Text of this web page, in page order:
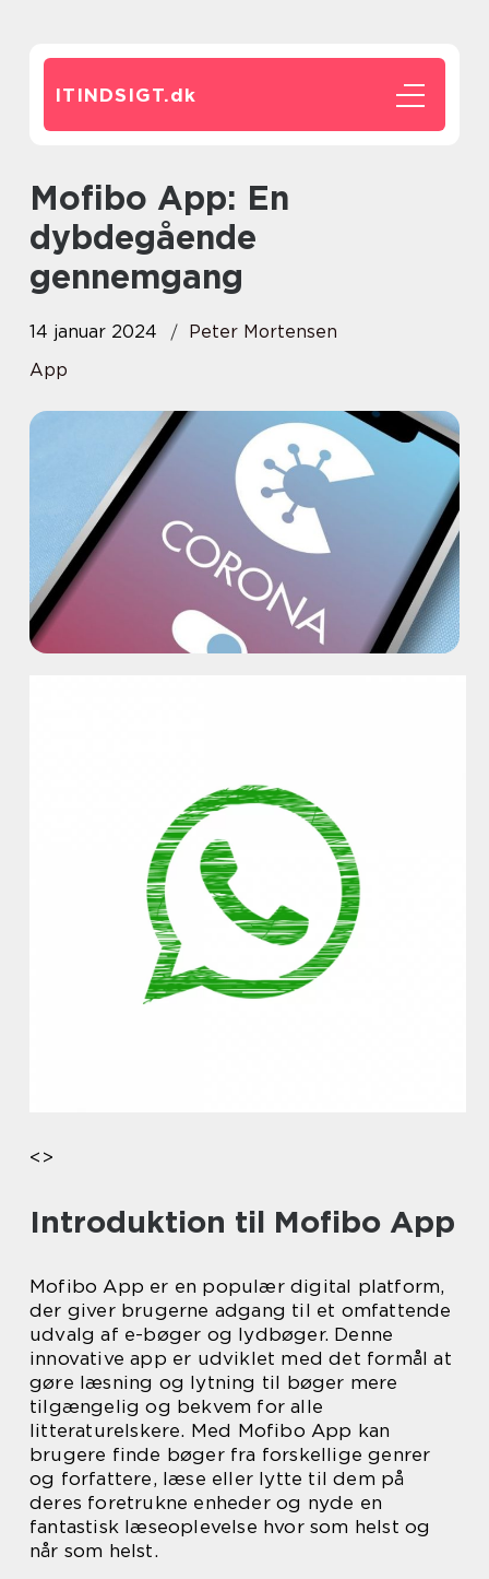
ITINDSIGT.dk
Mofibo App: En
dybdegående
gennemgang
14 januar 2024
Peter Mortensen
App
<>
Introduktion til Mofibo App
Mofibo App er en populær digital platform,
der giver brugerne adgang til et omfattende
udvalg af e-bøger og lydbøger. Denne
innovative app er udviklet med det formål at
gøre læsning og lytning til bøger mere
tilgængelig og bekvem for alle
litteraturelskere. Med Mofibo App kan
brugere finde bøger fra forskellige genrer
og forfattere, læse eller lytte til dem på
deres foretrukne enheder og nyde en
fantastisk læseoplevelse hvor som helst og
når som helst.